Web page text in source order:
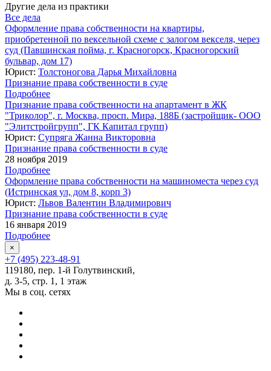
Другие дела из практики
Все дела
Оформление права собственности на квартиры,
приобретенной по вексельной схеме с залогом векселя, через
суд (Павшинская пойма, г. Красногорск, Красногорский
бульвар, дом 17)
Юрист: Толстоногова Дарья Михайловна
Признание права собственности в суде
Подробнее
Признание права собственности на апартамент в ЖК
"Триколор", г. Москва, просп. Мира, 188Б (застройщик- ООО
"Элитстройгрупп", ГК Капитал групп)
Юрист: Супряга Жанна Викторовна
Признание права собственности в суде
28 ноября 2019
Подробнее
Оформление права собственности на машиноместа через суд
(Истринская ул, дом 8, корп 3)
Юрист: Львов Валентин Владимирович
Признание права собственности в суде
16 января 2019
Подробнее
×
+7 (495) 223-48-91
119180, пер. 1-й Голутвинский,
д. 3-5, стр. 1, 1 этаж
Мы в соц. сетях